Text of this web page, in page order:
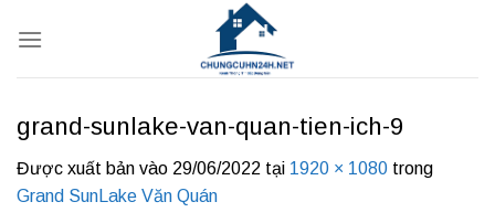
qua
grand-sunlake-van-quan-tien-ich-9
Được xuất bản vào 29/06/2022 tại 1920 × 1080 trong
Grand SunLake Văn Quán